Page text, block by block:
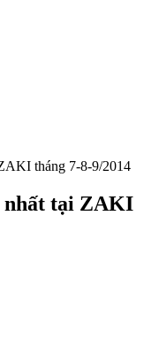
tháng 7-8-9/2014
nhất tại ZAKI